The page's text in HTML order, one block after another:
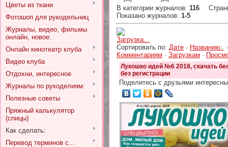
Цветы из ткани
Фотошоп для рукодельниц
Журналы, видео, фильмы
онлайн, новое:
Онлайн кинотеатр клуба
Видео клуба
Отдохни, интересное
Журналы по рукоделиям:
Полезные советы
Пряжный калькулятор
(спицы)
Как сделать:
Перевод терминов с...
В категории журналов: 116
Показано журналов: 1-5
Загрузка...
Сортировать по: Дате · Названию
Комментариям · Загрузкам ·
Лукошко идей №6 2018, скачать
без регистрации
Поделитесь с друзьями